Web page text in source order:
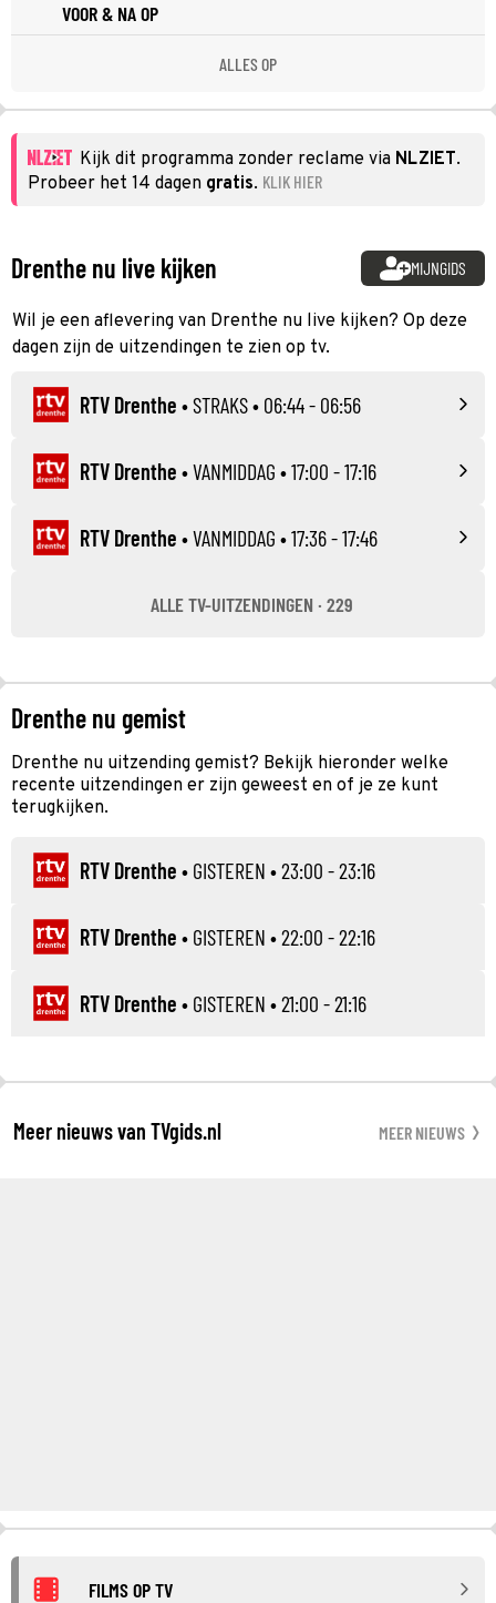
VOOR & NA OP
ALLES OP
Kijk dit programma zonder reclame via NLZIET.
Probeer het 14 dagen gratis. KLIK HIER
Drenthe nu live kijken MIJNGIDS
Wil je een aflevering van Drenthe nu live kijken? Op deze
dagen zijn de uitzendingen te zien op tv.
RTV Drenthe •STRAKS• 06:44 - 06:56
RTV Drenthe •VANMIDDAG • 17:00 - 17:16
RTV Drenthe •VANMIDDAG • 17:36 - 17:46
ALLE TV-UITZENDINGEN · 229
Drenthe nu gemist
Drenthe nu uitzending gemist? Bekijk hieronder welke
recente uitzendingen er zijn geweest en of je ze kunt
terugkijken.
RTV Drenthe • GISTEREN • 23:00 - 23:16
RTV Drenthe • GISTEREN • 22:00 - 22:16
RTV Drenthe • GISTEREN • 21:00 - 21:16
Meer nieuws van TVgids.nl MEER NIEUWS
FILMS OP TV